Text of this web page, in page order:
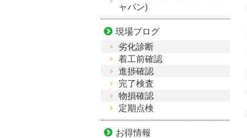
ャパン)
現場ブログ
劣化診断
着工前確認
進捗確認
完了検査
物損確認
定期点検
お得情報